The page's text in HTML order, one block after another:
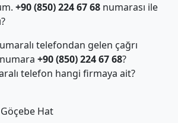
+90 (850) 224 67 68numarası ile
telefondan gelen çağrı
+90 (850) 224 67 68?
telefon hangi firmaya ait?
Hat